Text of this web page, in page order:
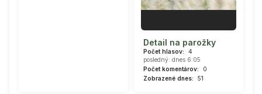
Detail na parožky
Počet hlasov:
4
posledný: dnes 6:05
Počet komentárov:
0
Zobrazené dnes:
51